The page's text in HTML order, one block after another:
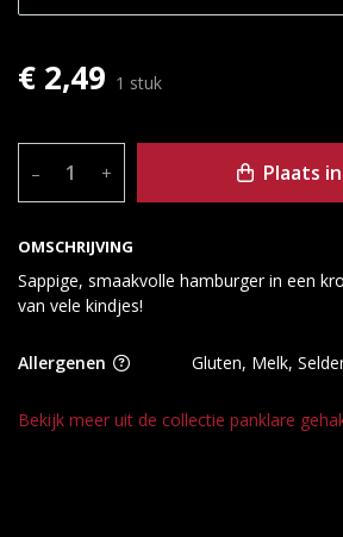
OMSCHRIJVING
Sappige, smaakvolle hamburger in een
van vele kindjes!
€ 2,49 1 stuk
– + Plaats
Allergenen Gluten, Melk,
Bekijk meer uit de collectie panklare